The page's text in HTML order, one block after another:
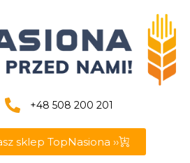
+48 508 200 201
sklep TopNasiona ››